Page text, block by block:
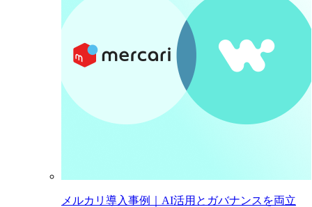
メルカリ導入事例｜AI活用とガバナンスを両立